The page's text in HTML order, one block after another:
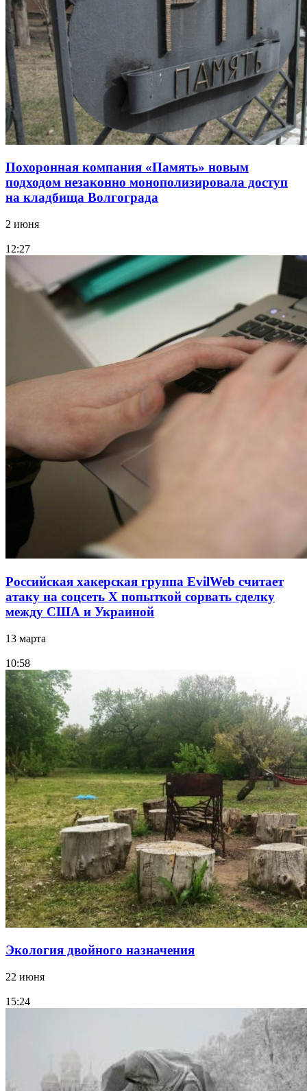
Похоронная компания «Память» новым
подходом незаконно монополизировала доступ
на кладбища Волгограда
2 июня
12:27
Российская хакерская группа EvilWeb считает
атаку на соцсеть Х попыткой сорвать сделку
между США и Украиной
13 марта
10:58
Экология двойного назначения
22 июня
15:24